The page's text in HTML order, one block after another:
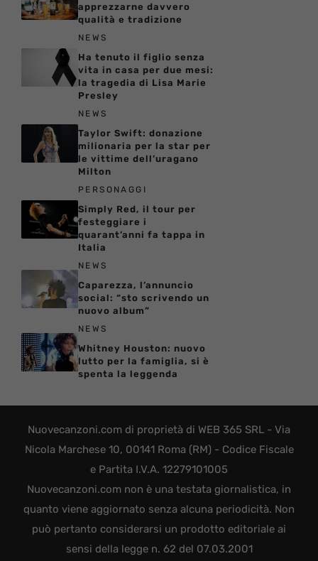
apprezzarne davvero
qualità e tradizione
NEWS
Ha tenuto il figlio senza
vita in casa per due mesi:
la tragedia di Lisa Marie
Presley
NEWS
Taylor Swift: donazione
milionaria per la star per
le vittime dell’uragano
Milton
PERSONAGGI
Simply Red, il tour per
festeggiare i
quarant’anni fa tappa in
Italia
NEWS
Caparezza, l’annuncio
social: “sto scrivendo un
nuovo album”
NEWS
Whitney Houston: nuovo
lutto per la famiglia, si è
spenta la leggenda
Nuovecanzoni.com di proprietà di WEB 365 SRL - Via
Nicola Marchese 10, 00141 Roma (RM) - Codice Fiscale
e Partita I.V.A. 12279101005
Nuovecanzoni.com non è una testata giornalistica, in
quanto viene aggiornato senza alcuna periodicità. Non
può pertanto considerarsi un prodotto editoriale ai
sensi della legge n. 62 del 07.03.2001